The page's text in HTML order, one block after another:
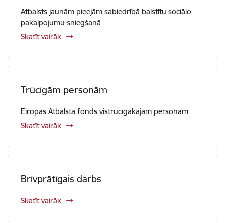
Atbalsts jaunām pieejām sabiedrībā balstītu sociālo
pakalpojumu sniegšanā
Skatīt vairāk
Trūcīgām personām
Eiropas Atbalsta fonds vistrūcīgākajām personām
Skatīt vairāk
Brīvprātīgais darbs
Skatīt vairāk